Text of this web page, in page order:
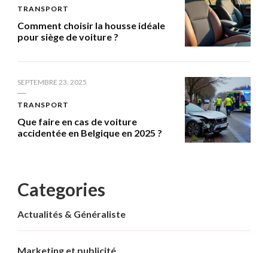
TRANSPORT
Comment choisir la housse idéale
pour siège de voiture ?
SEPTEMBRE 23, 2025
TRANSPORT
Que faire en cas de voiture
accidentée en Belgique en 2025 ?
Categories
Actualités & Généraliste
Marketing et publicité